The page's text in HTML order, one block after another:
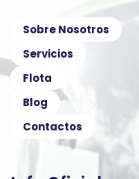
Sobre Nosotros
Servicios
Flota
Blog
Contactos